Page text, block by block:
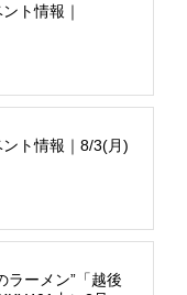
ト情報｜
ト情報｜8/3(月)
ラーメン”「越後